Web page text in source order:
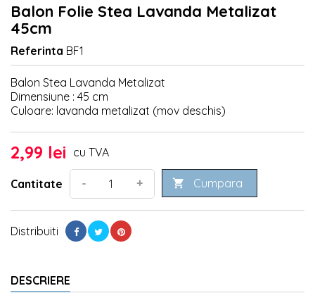
Balon Folie Stea Lavanda Metalizat
45cm
Referinta BF1
Balon Stea Lavanda Metalizat
Dimensiune : 45 cm
Culoare: lavanda metalizat (mov deschis)
2,99 lei cu TVA
Cantitate - +  Cumpara
Distribuiti
DESCRIERE